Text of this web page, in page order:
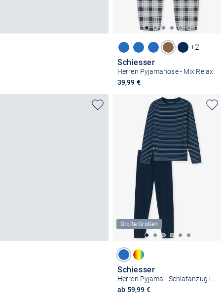
+2
Schiesser
Herren Pyjamahose - Mix Relax
39,99 €
Große Größen
Schiesser
ab 59,99 €